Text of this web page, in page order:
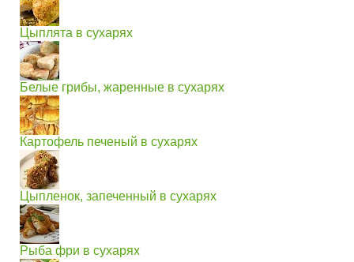
Цыплята в сухарях
Белые грибы, жаренные в сухарях
Картофель печеный в сухарях
Цыпленок, запеченный в сухарях
Рыба фри в сухарях